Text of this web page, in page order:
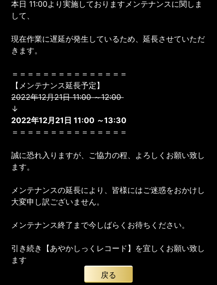
本日 11:00より実施しておりますメンテナンスに関しま
して、
現在作業に遅延が発生しているため、延長させていただ
きます。
＝＝＝＝＝＝＝＝＝＝＝＝＝＝＝
【メンテナンス延長予定】
2022年12月21日 11:00 ～12:00
↓
2022年12月21日 11:00 ～13:30
＝＝＝＝＝＝＝＝＝＝＝＝＝＝＝
誠に恐れ入りますが、ご協力の程、よろしくお願い致し
ます。
メンテナンスの延長により、皆様にはご迷惑をおかけし
大変申し訳ございません。
メンテナンス終了まで今しばらくお待ちください。
引き続き【あやかしっくレコード】を宜しくお願い致し
ます
戻る